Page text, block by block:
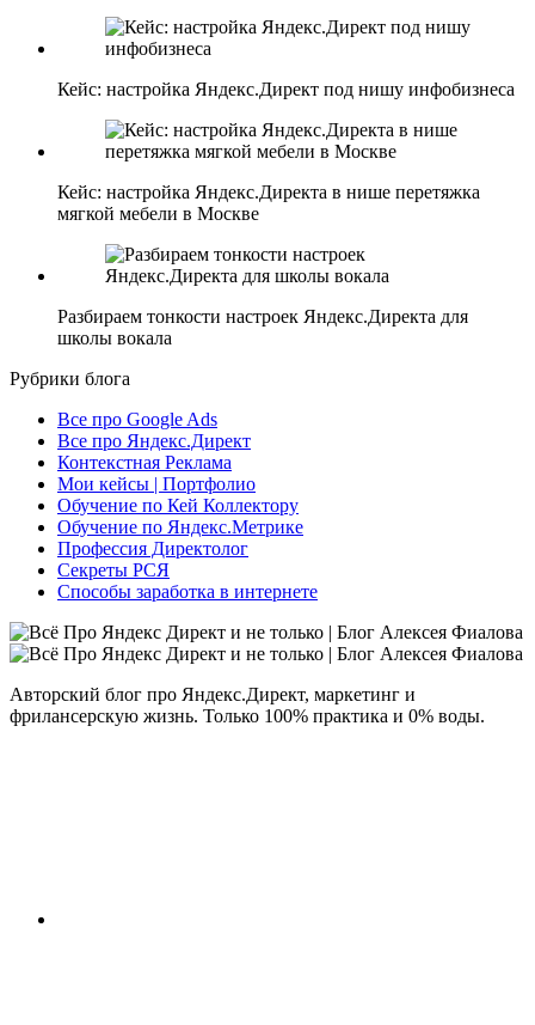
Кейс: настройка Яндекс.Директ под нишу инфобизнеса
Кейс: настройка Яндекс.Директа в нише перетяжка
мягкой мебели в Москве
Разбираем тонкости настроек Яндекс.Директа для
школы вокала
Рубрики блога
Все про Google Ads
Все про Яндекс.Директ
Контекстная Реклама
Мои кейсы | Портфолио
Обучение по Кей Коллектору
Обучение по Яндекс.Метрике
Профессия Директолог
Секреты РСЯ
Способы заработка в интернете
Авторский блог про Яндекс.Директ, маркетинг и
фрилансерскую жизнь. Только 100% практика и 0% воды.